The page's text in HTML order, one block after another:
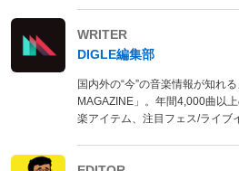
WRITER
DIGLE編集部
国内外の“今”の音楽情報が知れ
MAGAZINE」。年間4,000曲以
楽アイテム、注目フェス/ライブ